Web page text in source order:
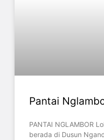
Pantai
PANTAI NGLAMBOR
berada di Dusun